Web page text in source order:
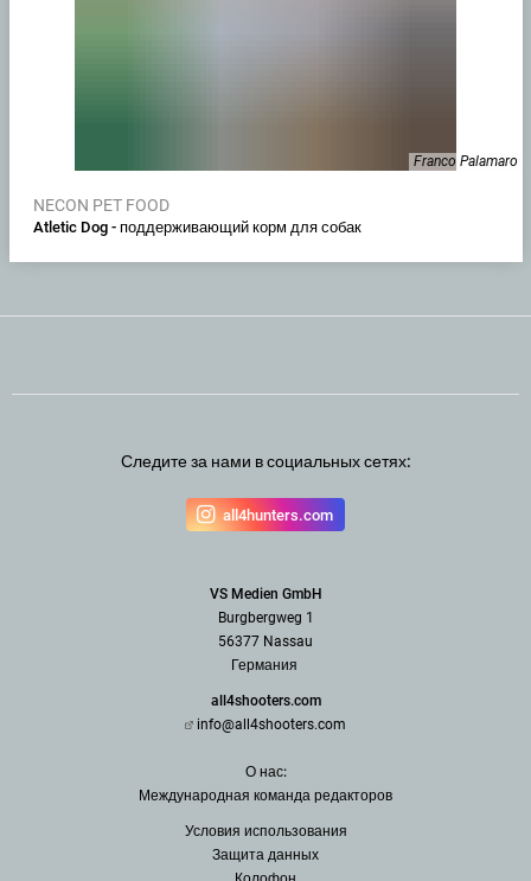
Franco Palamaro
NECON PET FOOD
Atletic Dog - поддерживающий корм для собак
Следите за нами в социальных сетях:
all4hunters.com
VS Medien GmbH
Burgbergweg 1
56377 Nassau
Германия
all4shooters.com
info@all4shooters.com
О нас:
Международная команда редакторов
Условия использования
Защита данных